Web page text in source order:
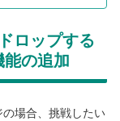
ロップする
の追加
の場合、挑戦したい